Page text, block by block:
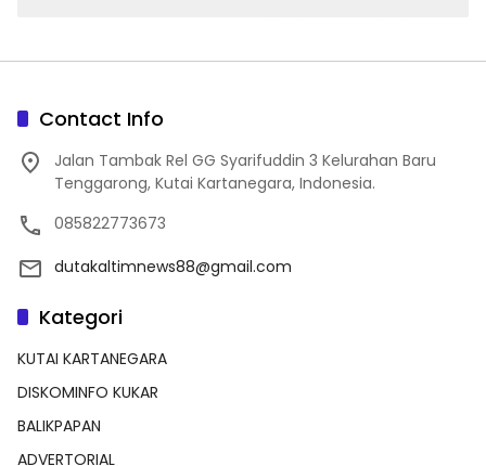
Contact Info
Jalan Tambak Rel GG Syarifuddin 3 Kelurahan Baru
Tenggarong, Kutai Kartanegara, Indonesia.
085822773673
dutakaltimnews88@gmail.com
Kategori
KUTAI KARTANEGARA
DISKOMINFO KUKAR
BALIKPAPAN
ADVERTORIAL